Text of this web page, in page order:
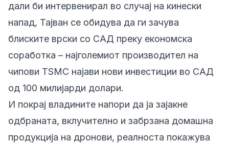
дали би интервенирал во случај на кинески
напад, Тајван се обидува да ги зачува
блиските врски со САД преку економска
соработка – најголемиот производител на
чипови TSMC најави нови инвестиции во САД
од 100 милијарди долари.
И покрај владините напори да ја зајакне
одбраната, вклучително и забрзана домашна
продукција на дронови, реалноста покажува